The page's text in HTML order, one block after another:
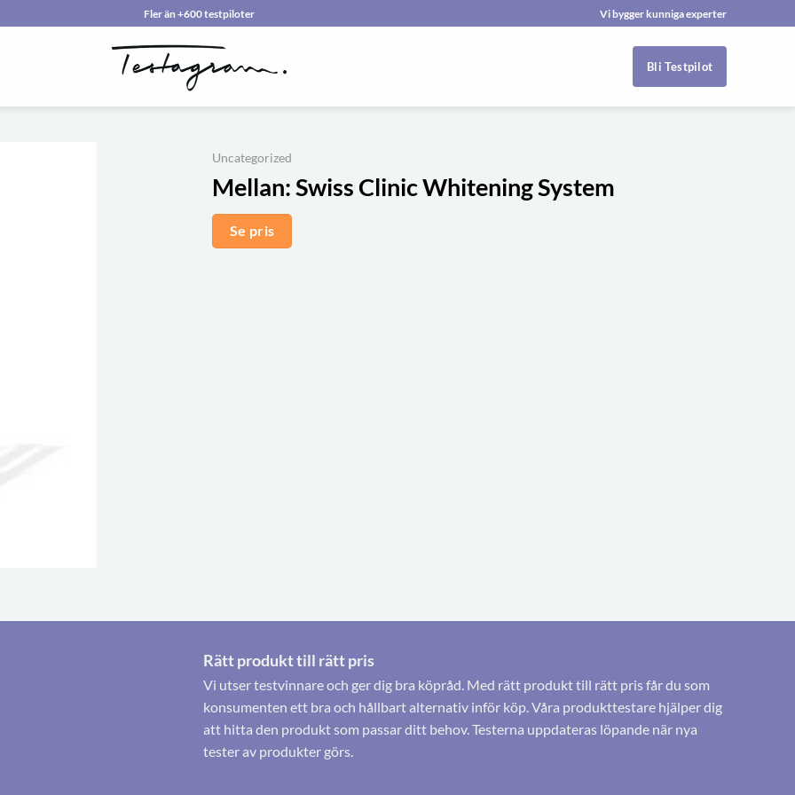
Fler än +600 testpiloter Vi bygger kunniga experter
Bli Testpilot
Uncategorized
Mellan:Swiss Clinic Whitening System
Se pris
Rätt produkt till rätt pris
Vi utser testvinnare och ger dig bra köpråd. Med rätt produkt till rätt pris får du som
konsumenten ett bra och hållbart alternativ inför köp. Våra produkttestare hjälper dig
att hitta den produkt som passar ditt behov. Testerna uppdateras löpande när nya
tester av produkter görs.